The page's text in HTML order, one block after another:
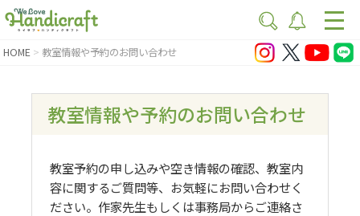
HOME 教室情報や予約のお問い合わせ
教室情報や予約のお問い合わせ
教室予約の申し込みや空き情報の確認、教室内
容に関するご質問等、お気軽にお問い合わせく
ださい。作家先生もしくは事務局からご連絡さ